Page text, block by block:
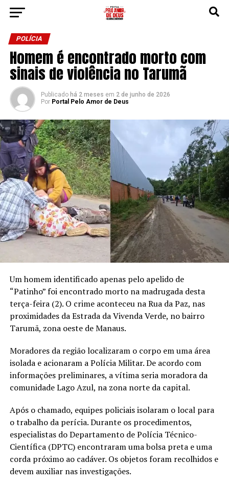
POLÍCIA
Homem é encontrado morto com
sinais de violência no Tarumã
Publicado há 2 meses em 2 de junho de 2026
Por Portal Pelo Amor de Deus
Um homem identificado apenas pelo apelido de
“Patinho” foi encontrado morto na madrugada desta
terça-feira (2). O crime aconteceu na Rua da Paz, nas
proximidades da Estrada da Vivenda Verde, no bairro
Tarumã, zona oeste de Manaus.
Moradores da região localizaram o corpo em uma área
isolada e acionaram a Polícia Militar. De acordo com
informações preliminares, a vítima seria moradora da
comunidade Lago Azul, na zona norte da capital.
Após o chamado, equipes policiais isolaram o local para
o trabalho da perícia. Durante os procedimentos,
especialistas do Departamento de Polícia Técnico-
Científica (DPTC) encontraram uma bolsa preta e uma
corda próximo ao cadáver. Os objetos foram recolhidos e
devem auxiliar nas investigações.